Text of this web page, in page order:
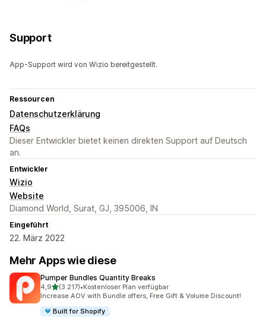
Support
App-Support wird von Wizio bereitgestellt.
Ressourcen
Datenschutzerklärung
FAQs
Dieser Entwickler bietet keinen direkten Support auf Deutsch
an.
Entwickler
Wizio
Website
Diamond World, Surat, GJ, 395006, IN
Eingeführt
22. März 2022
Mehr Apps wie diese
Pumper Bundles Quantity Breaks
4,9von 5 Sternen
(3.217)
3217 Rezensionen insgesamt
•Kostenloser Plan verfügbar
Increase AOV with Bundle offers, Free Gift & Volume Discount!
Built for Shopify